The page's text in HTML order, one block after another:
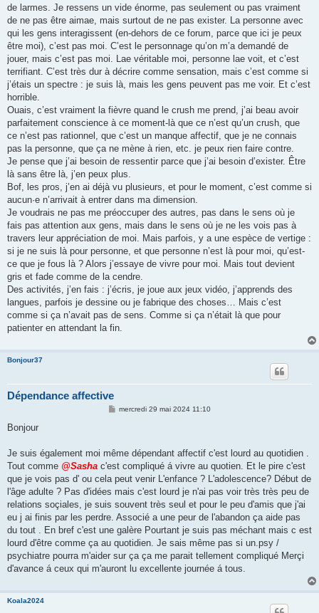
de larmes. Je ressens un vide énorme, pas seulement ou pas vraiment
de ne pas être aimae, mais surtout de ne pas exister. La personne avec
qui les gens interagissent (en-dehors de ce forum, parce que ici je peux
être moi), c’est pas moi. C’est le personnage qu’on m’a demandé de
jouer, mais c’est pas moi. Lae véritable moi, personne lae voit, et c’est
terrifiant. C’est très dur à décrire comme sensation, mais c’est comme si
j’étais un spectre : je suis là, mais les gens peuvent pas me voir. Et c’est
horrible.
Ouais, c’est vraiment la fièvre quand le crush me prend, j’ai beau avoir
parfaitement conscience à ce moment-là que ce n’est qu’un crush, que
ce n’est pas rationnel, que c’est un manque affectif, que je ne connais
pas la personne, que ça ne mène à rien, etc. je peux rien faire contre.
Je pense que j’ai besoin de ressentir parce que j’ai besoin d’exister. Être
là sans être là, j’en peux plus.
Bof, les pros, j’en ai déjà vu plusieurs, et pour le moment, c’est comme si
aucun·e n’arrivait à entrer dans ma dimension.
Je voudrais ne pas me préoccuper des autres, pas dans le sens où je
fais pas attention aux gens, mais dans le sens où je ne les vois pas à
travers leur appréciation de moi. Mais parfois, y a une espèce de vertige :
si je ne suis là pour personne, et que personne n’est là pour moi, qu’est-
ce que je fous là ? Alors j’essaye de vivre pour moi. Mais tout devient
gris et fade comme de la cendre.
Des activités, j’en fais : j’écris, je joue aux jeux vidéo, j’apprends des
langues, parfois je dessine ou je fabrique des choses… Mais c’est
comme si ça n’avait pas de sens. Comme si ça n’était là que pour
patienter en attendant la fin.
Bonjour37
Dépendance affective
M
g
mercredi 29 mai 2024 11:10
Bonjour
Je suis également moi même dépendant affectif c'est lourd au quotidien .
Tout comme @Sasha c'est compliqué á vivre au quotien. Et le pire c'est
que je vois pas d' ou cela peut venir L'enfance ? L'adolescence? Début de
l'âge adulte ? Pas d'idées mais c'est lourd je n'ai pas voir très très peu de
relations soçiales, je suis souvent très seul et pour le peu d'amis que j'ai
eu j ai finis par les perdre. Associé a une peur de l'abandon ça aide pas
du tout . En bref c'est une galère Pourtant je suis pas méchant mais c est
lourd d'être comme ça au quotidien. Je sais même pas si un.psy /
psychiatre pourra m'aider sur ça ça me parait tellement compliqué Merçi
d'avance á ceux qui m'auront lu excellente journée á tous.
Koala2024